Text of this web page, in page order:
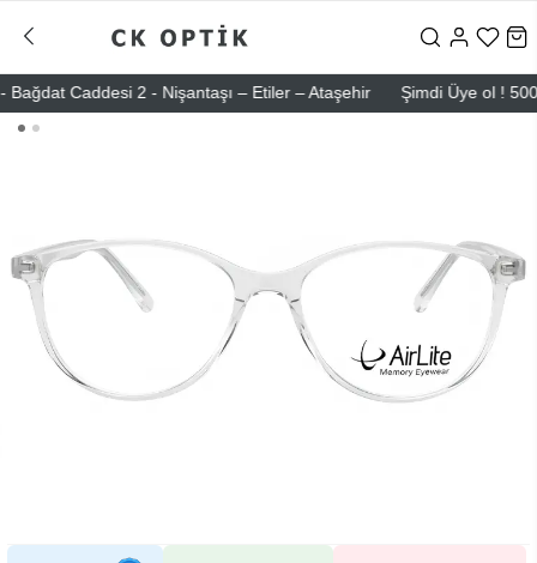
Caddesi 2 - Nişantaşı – Etiler – Ataşehir Şimdi Üye ol ! 5000